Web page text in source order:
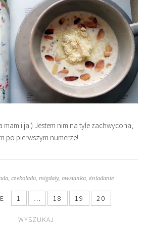
mam i ja:) Jestem nim na tyle zachwycona,
po pierwszym numerze!
,czekolada,migdały,owsianka,śniadanie
1 … 18 19 20
WYSZUKAJ